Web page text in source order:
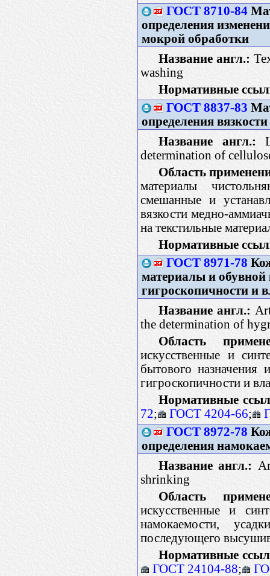
ГОСТ 8710-84
определения
мокрой обработки
Название англ.:
washing
Нормативные
ГОСТ 8837-83
определения
Название англ.:
determination of
Область
материалы
смешанные и
вязкости медно-
на текстильные
Нормативные
ГОСТ 8971-78
материалы и
гигроскопичности и
Название англ.:
the determination of
Область
искусственные и
бытового назначения
гигроскопичности и
Нормативные
72; ГОСТ 4204-66;
ГОСТ 8972-78
определения
Название англ.:
shrinking
Область
искусственные и
намокаемости,
последующего
Нормативные
ГОСТ 24104-88;